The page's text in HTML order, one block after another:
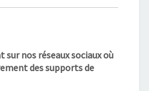
sur nos réseaux sociaux où
des supports de